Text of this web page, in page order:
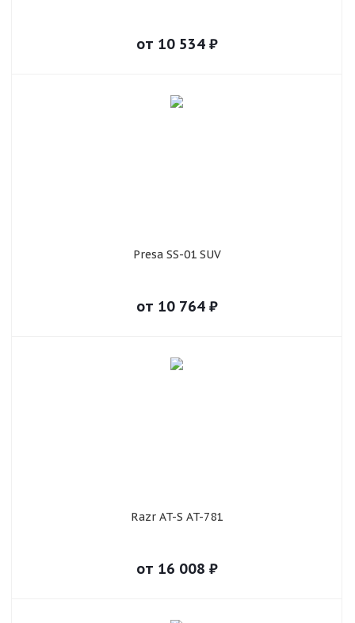
от 10 534₽
Presa SS-01 SUV
от 10 764₽
Razr AT-S AT-781
от 16 008 ₽